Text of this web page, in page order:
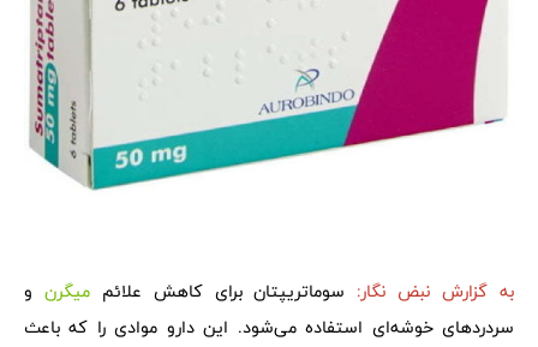
به گزارش نبض نگار: سوماتریپتان برای کاهش علائممیگرن و
سردردهای خوشه‌ای استفاده می‌شود. این دارو موادی را که باعث